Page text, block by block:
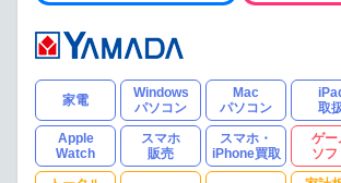
家電
Windows
パソコン
Mac
パソコン
取
Apple
Watch
スマホ
販売
スマホ・
iPhone買取
ゲー
ソフ